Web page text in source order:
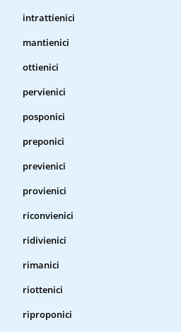
intrattienici
mantienici
ottienici
pervienici
posponici
preponici
previenici
provienici
riconvienici
ridivienici
rimanici
riottenici
riproponici